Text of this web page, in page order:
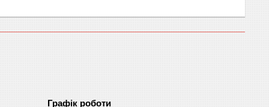
Графік роботи